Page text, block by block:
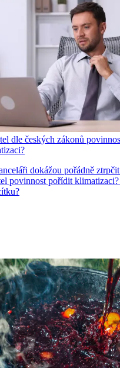
dle českých zákonů
dokážou pořádně
povinnost pořídit